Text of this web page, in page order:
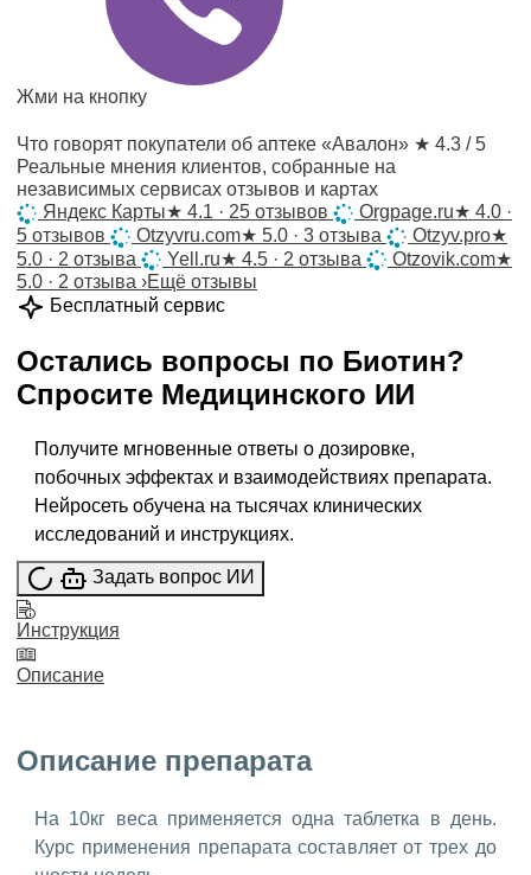
Жми на кнопку
Что говорят покупатели об аптеке «Авалон» ★ 4.3 / 5
Реальные мнения клиентов, собранные на
независимых сервисах отзывов и картах
Яндекс Карты★ 4.1 · 25 отзывов Orgpage.ru★ 4.0 ·
5 отзывов
Otzyvru.com★ 5.0 · 3 отзыва Otzyv.pro★
5.0 · 2 отзыва
Yell.ru★ 4.5 · 2 отзыва Otzovik.com★
5.0 · 2 отзыва ›Ещё отзывы
Бесплатный сервис
Остались вопросы по Биотин?
Спросите Медицинского ИИ
Получите мгновенные ответы о дозировке,
побочных эффектах и взаимодействиях препарата.
Нейросеть обучена на тысячах клинических
исследований и инструкциях.
Задать вопрос ИИ
Инструкция
Описание
Описание препарата
На 10кг веса применяется одна таблетка в день.
Курс применения препарата составляет от трех до